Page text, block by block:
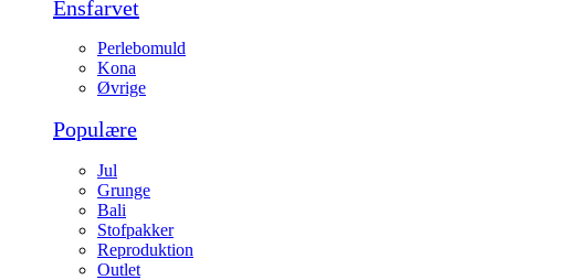
Ensfarvet
Perlebomuld
Kona
Øvrige
Populære
Jul
Grunge
Bali
Stofpakker
Reproduktion
Outlet